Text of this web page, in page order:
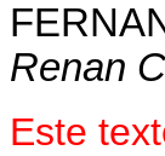
Renan
Este